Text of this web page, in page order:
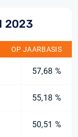
2023
OP JAARBASIS
57,68 %
55,18 %
50,51 %